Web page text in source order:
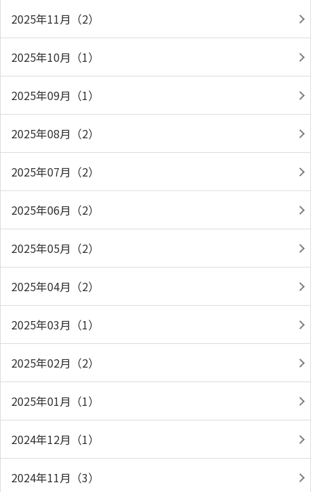
2025年11月（2）
2025年10月（1）
2025年09月（1）
2025年08月（2）
2025年07月（2）
2025年06月（2）
2025年05月（2）
2025年04月（2）
2025年03月（1）
2025年02月（2）
2025年01月（1）
2024年12月（1）
2024年11月（3）